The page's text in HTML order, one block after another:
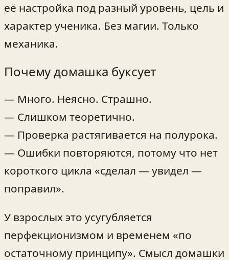
её настройка под разный уровень, цель и
характер ученика. Без магии. Только
механика.
Почему домашка буксует
— Много. Неясно. Страшно.
— Слишком теоретично.
— Проверка растягивается на полурока.
— Ошибки повторяются, потому что нет
короткого цикла «сделал — увидел —
поправил».
У взрослых это усугубляется
перфекционизмом и временем «по
остаточному принципу». Смысл домашки